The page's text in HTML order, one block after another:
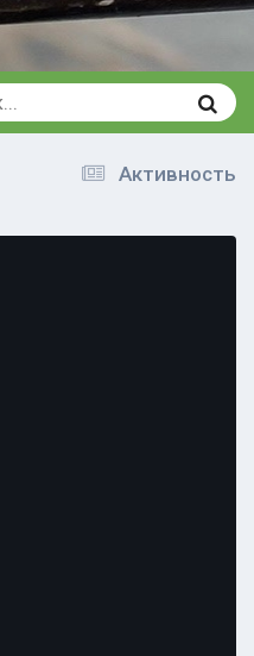
Активность